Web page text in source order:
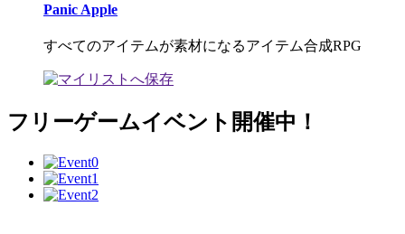
Panic Apple
すべてのアイテムが素材になるアイテム合成RPG
フリーゲームイベント開催中！